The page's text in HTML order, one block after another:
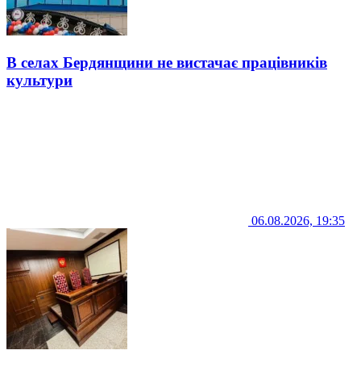
В селах Бердянщини не вистачає працівників
культури
06.08.2026, 19:35